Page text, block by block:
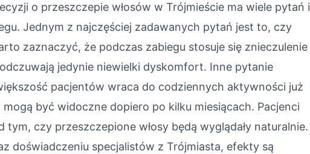
o przeszczepie włosów w Trójmieście ma wiele pytań i
Jednym z najczęściej zadawanych pytań jest to, czy
zaznaczyć, że podczas zabiegu stosuje się znieczulenie
jedynie niewielki dyskomfort. Inne pytanie
pacjentów wraca do codziennych aktywności już
być widoczne dopiero po kilku miesiącach. Pacjenci
czy przeszczepione włosy będą wyglądały naturalnie.
doświadczeniu specjalistów z Trójmiasta, efekty są